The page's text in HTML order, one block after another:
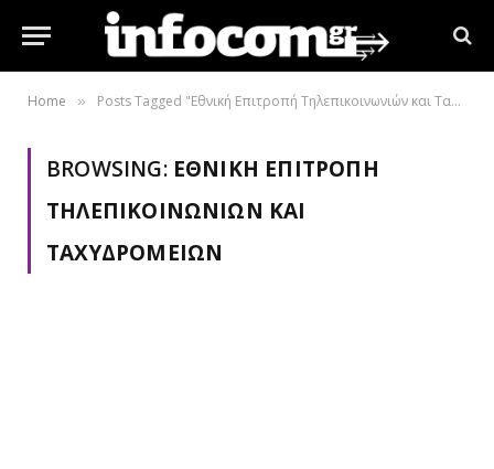
Home » Posts Tagged "Εθνική Επιτροπή Τηλεπικοινωνιών και Ταχυδρομείων"
BROWSING: ΕΘΝΙΚΉ ΕΠΙΤΡΟΠΉ
ΤΗΛΕΠΙΚΟΙΝΩΝΙΏΝ ΚΑΙ
ΤΑΧΥΔΡΟΜΕΊΩΝ